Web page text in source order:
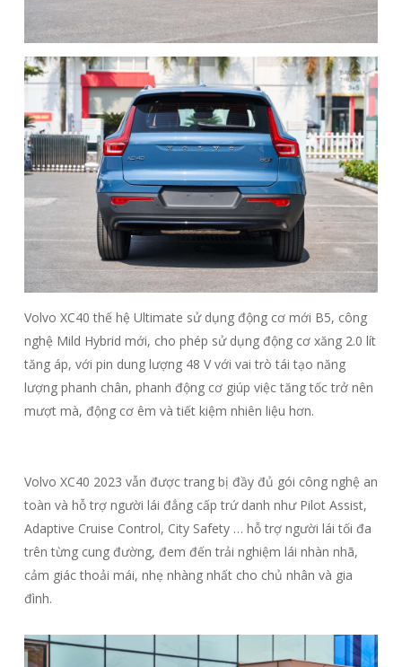
Volvo XC40 thế hệ Ultimate sử dụng động cơ mới B5, công
nghệ Mild Hybrid mới, cho phép sử dụng động cơ xăng 2.0 lít
tăng áp, với pin dung lượng 48 V với vai trò tái tạo năng
lượng phanh chân, phanh động cơ giúp việc tăng tốc trở nên
mượt mà, động cơ êm và tiết kiệm nhiên liệu hơn.
Volvo XC40 2023 vẫn được trang bị đầy đủ gói công nghệ an
toàn và hỗ trợ người lái đẳng cấp trứ danh như Pilot Assist,
Adaptive Cruise Control, City Safety … hỗ trợ người lái tối đa
trên từng cung đường, đem đến trải nghiệm lái nhàn nhã,
cảm giác thoải mái, nhẹ nhàng nhất cho chủ nhân và gia
đình.